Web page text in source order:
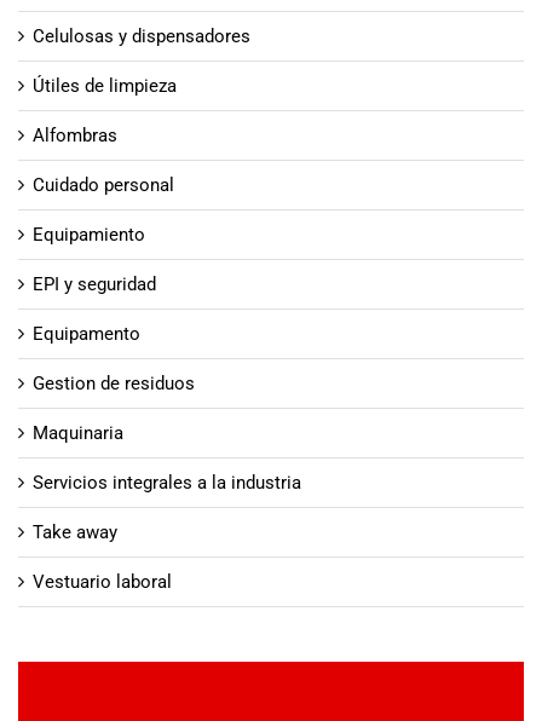
Celulosas y dispensadores
Útiles de limpieza
Alfombras
Cuidado personal
Equipamiento
EPI y seguridad
Equipamento
Gestion de residuos
Maquinaria
Servicios integrales a la industria
Take away
Vestuario laboral